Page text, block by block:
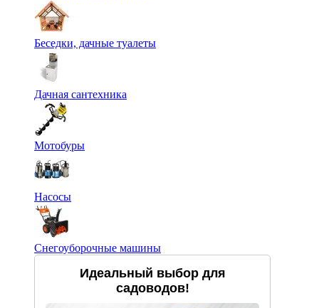
Беседки, дачные туалеты
Дачная сантехника
Мотобуры
Насосы
Снегоуборочные машины
Идеальный выбор для
садоводов!